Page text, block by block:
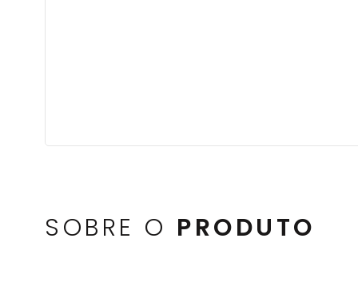
SOBRE O PRODUTO